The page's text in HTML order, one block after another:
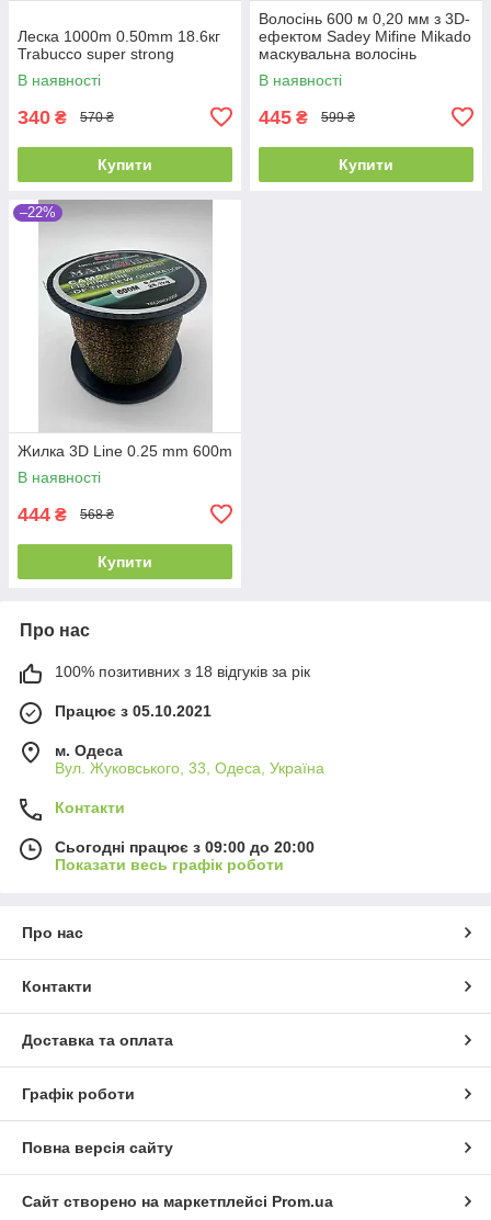
Леска 1000m 0.50mm 18.6кг
Trabucco super strong
В наявності
340 ₴ 570 ₴
Купити
Волосінь 600 м 0,20 мм з 3D-
ефектом Sadey Mifine Mikado
маскувальна волосінь
В наявності
445 ₴ 599 ₴
Купити
–22%
Жилка 3D Line 0.25 mm 600m
В наявності
444 ₴ 568 ₴
Купити
Про нас
100% позитивних з 18 відгуків за рік
Працює з 05.10.2021
м. Одеса
Вул. Жуковського, 33, Одеса, Україна
Контакти
Сьогодні працює з 09:00 до 20:00
Показати весь графік роботи
Про нас
Контакти
Доставка та оплата
Графік роботи
Повна версія сайту
Сайт створено на маркетплейсі Prom.ua